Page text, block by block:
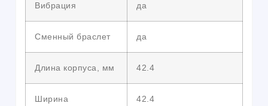
Вибрация да
Сменный браслет да
Длина корпуса, мм 42.4
Ширина
42.4